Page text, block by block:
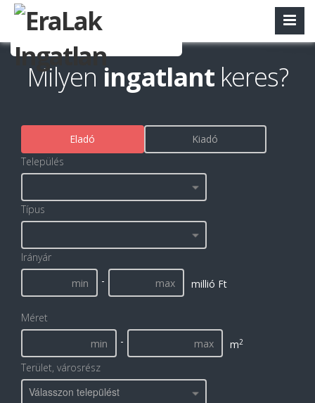
Milyen ingatlant keres?
Eladó
Kiadó
Település
Típus
Irányár
-
millió Ft
Méret
-
m2
Terület, városrész
Válasszon települést